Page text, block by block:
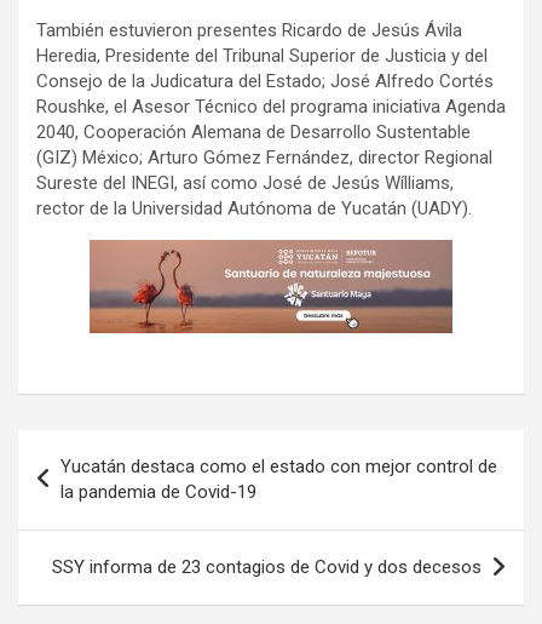
También estuvieron presentes Ricardo de Jesús Ávila
Heredia, Presidente del Tribunal Superior de Justicia y del
Consejo de la Judicatura del Estado; José Alfredo Cortés
Roushke, el Asesor Técnico del programa iniciativa Agenda
2040, Cooperación Alemana de Desarrollo Sustentable
(GIZ) México; Arturo Gómez Fernández, director Regional
Sureste del INEGI, así como José de Jesús Wílliams,
rector de la Universidad Autónoma de Yucatán (UADY).
de
entradas
Yucatán destaca como el estado con mejor control de
la pandemia de Covid-19
SSY informa de 23 contagios de Covid y dos decesos